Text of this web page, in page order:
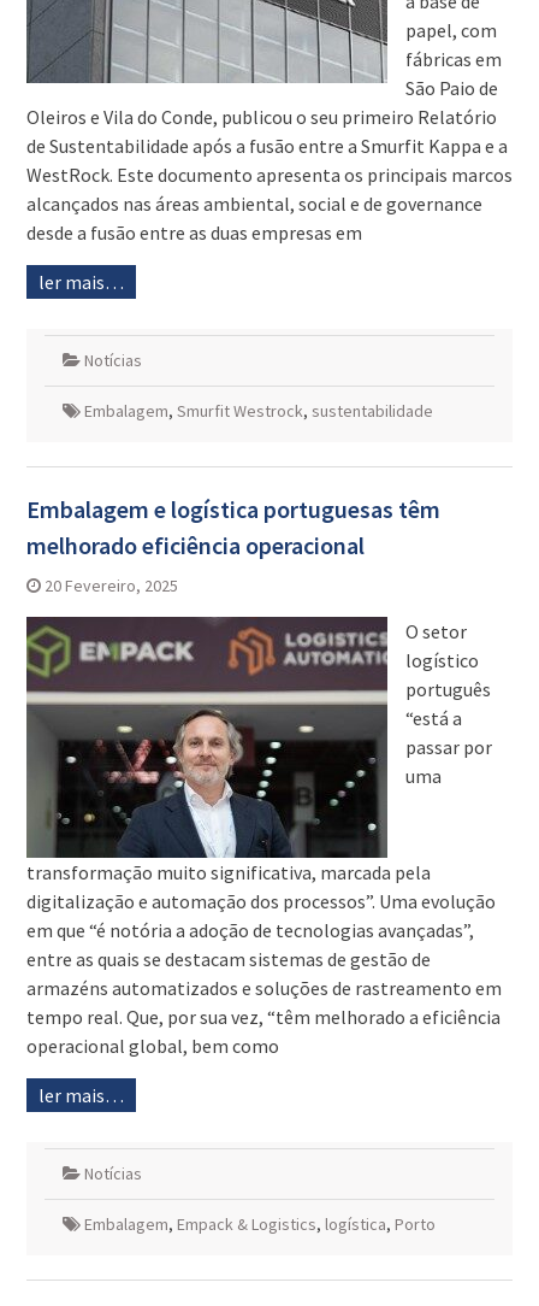
papel, com
fábricas em
São Paio de
Oleiros e Vila do Conde, publicou o seu primeiro Relatório
de Sustentabilidade após a fusão entre a Smurfit Kappa e a
WestRock. Este documento apresenta os principais marcos
alcançados nas áreas ambiental, social e de governance
desde a fusão entre as duas empresas em
ler mais…
Notícias
Embalagem, Smurfit Westrock, sustentabilidade
Embalagem e logística portuguesas têm
melhorado eficiência operacional
20 Fevereiro, 2025
O setor
logístico
português
“está a
passar por
uma
transformação muito significativa, marcada pela
digitalização e automação dos processos”. Uma evolução
em que “é notória a adoção de tecnologias avançadas”,
entre as quais se destacam sistemas de gestão de
armazéns automatizados e soluções de rastreamento em
tempo real. Que, por sua vez, “têm melhorado a eficiência
operacional global, bem como
ler mais…
Notícias
Embalagem, Empack & Logistics, logística, Porto